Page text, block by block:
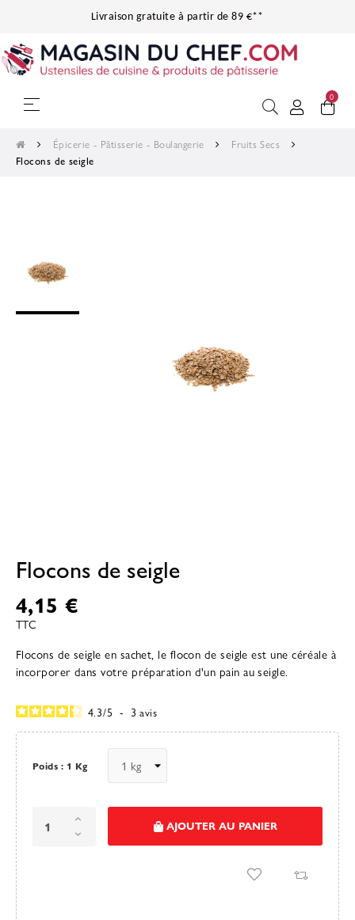
Livraison gratuite à partir de 89 €**
Basculer la navigation
☰ 0
Épicerie - Pâtisserie - Boulangerie
Fruits Secs
Flocons de seigle
Flocons de seigle
4,15 €
TTC
Flocons de seigle en sachet, le flocon de seigle est une céréale à
incorporer dans votre préparation d'un pain au seigle.
4.3/5 - 3avis
Poids : 1 Kg
AJOUTER AU PANIER